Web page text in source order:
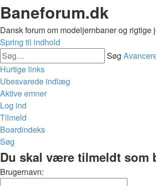
Baneforum.dk
Dansk forum om modeljernbaner og rigtige
Spring til indhold
Søg
Hurtige links
Ubesvarede indlæg
Aktive emner
Log ind
Tilmeld
Boardindeks
Søg
Du skal være tilmeldt som
Brugernavn: